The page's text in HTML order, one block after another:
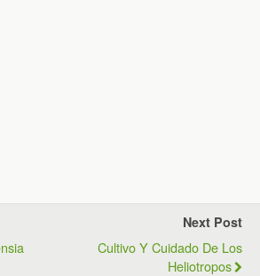
Next Post
Cultivo Y Cuidado De Los
Heliotropos